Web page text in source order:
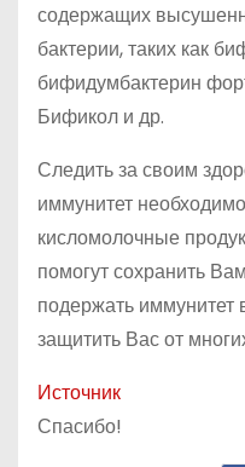
содержащих
бактерии, таких как
бифидумбактерин
Бификол и др.
Следить за своим
иммунитет
кисломолочные
помогут сохранить
подержать
защитить Вас от
Источник
Спасибо!